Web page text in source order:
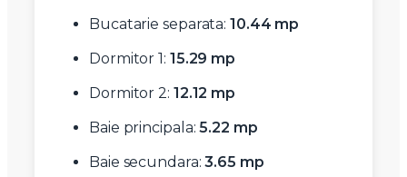
Bucatarie separata: 10.44 mp
Dormitor 1: 15.29 mp
Dormitor 2: 12.12 mp
Baie principala:5.22 mp
Baie secundara:3.65 mp